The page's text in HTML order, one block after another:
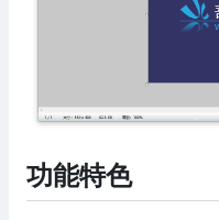
功能特色